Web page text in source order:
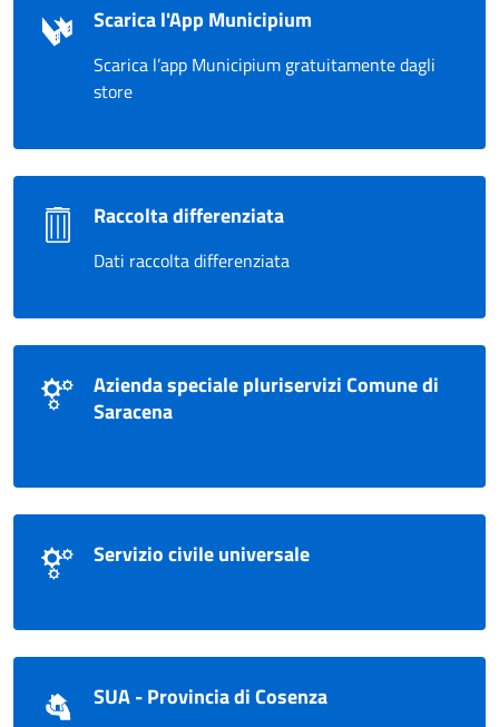
Scarica l'App Municipium
Scarica l’app Municipium gratuitamente dagli
store
Raccolta differenziata
Dati raccolta differenziata
Azienda speciale pluriservizi Comune di
Saracena
Servizio civile universale
SUA - Provincia di Cosenza